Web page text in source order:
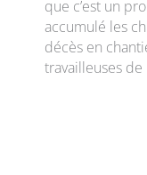
que c’est un
accumulé les
décès en
travailleuses de